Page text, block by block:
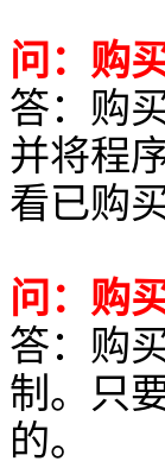
问：购
答：购
并将程
看已购
问：购
答：购
制。只
的。